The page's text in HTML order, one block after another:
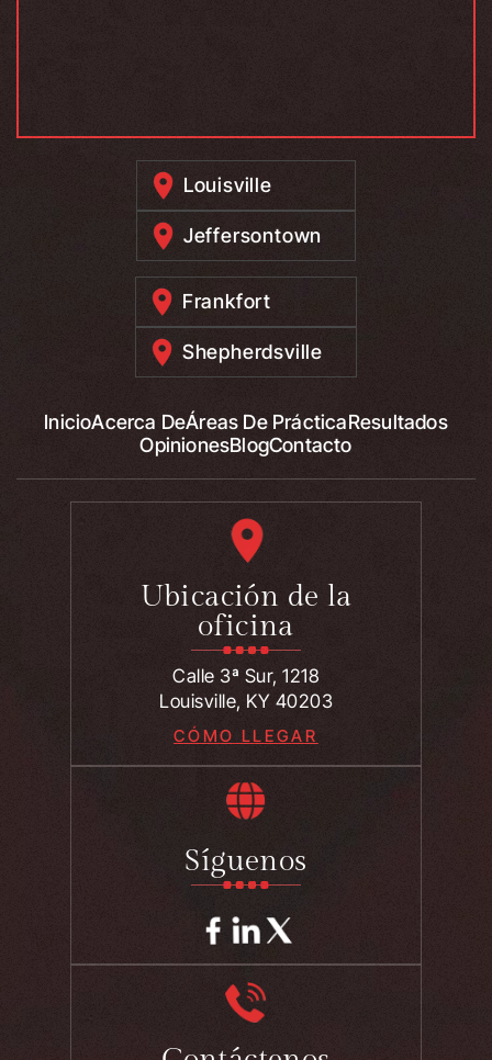
Louisville
Jeffersontown
Frankfort
Shepherdsville
InicioAcerca DeÁreas De PrácticaResultados
OpinionesBlogContacto
Ubicación de la
oficina
Calle 3ª Sur, 1218
Louisville, KY 40203
CÓMO LLEGAR
Síguenos